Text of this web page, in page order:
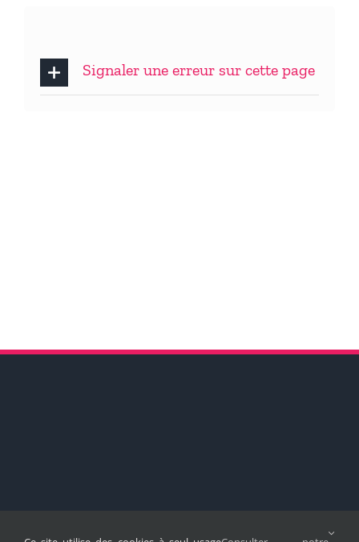
Signaler une erreur sur cette page